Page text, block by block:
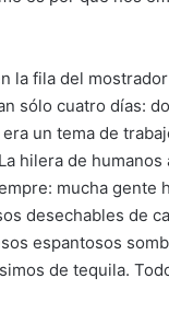
la fila del
sólo cuatro días:
un tema de
hilera de
mucha gente
desechables de
espantosos
de tequila.